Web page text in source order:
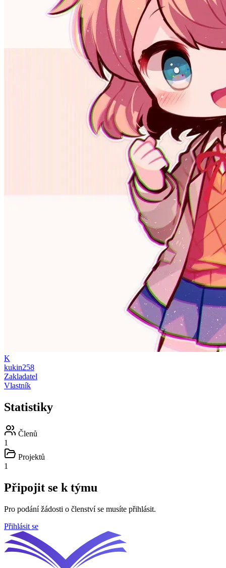
K
kukin258
Zakladatel
Vlastník
Statistiky
Členů
1
Projektů
1
Připojit se k týmu
Pro podání žádosti o členství se musíte přihlásit.
Přihlásit se